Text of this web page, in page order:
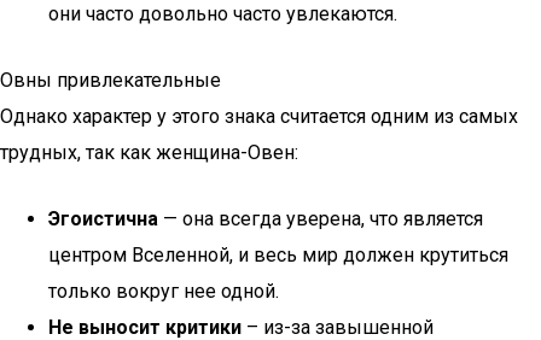
они часто довольно часто увлекаются.
Овны привлекательные
Однако характер у этого знака считается одним из самых
трудных, так как женщина-Овен:
Эгоистична — она всегда уверена, что является
центром Вселенной, и весь мир должен крутиться
только вокруг нее одной.
Не выносит критики – из-за завышенной